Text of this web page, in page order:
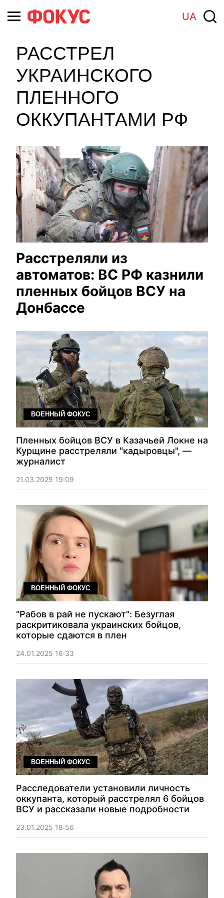
UA
РАССТРЕЛ
УКРАИНСКОГО
ПЛЕННОГО
ОККУПАНТАМИ РФ
Расстреляли из
автоматов: ВС РФ казнили
пленных бойцов ВСУ на
Донбассе
ВОЕННЫЙ ФОКУС
Пленных бойцов ВСУ в Казачьей Локне на
Курщине расстреляли "кадыровцы", —
журналист
21.03.2025 19:09
ВОЕННЫЙ ФОКУС
"Рабов в рай не пускают": Безуглая
раскритиковала украинских бойцов,
которые сдаются в плен
24.01.2025 16:33
ВОЕННЫЙ ФОКУС
Расследователи установили личность
оккупанта, который расстрелял 6 бойцов
ВСУ и рассказали новые подробности
23.01.2025 18:56